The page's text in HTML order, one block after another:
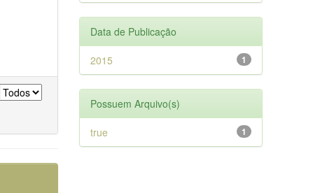
Data de Publicação
1
2015
Possuem Arquivo(s)
1
true